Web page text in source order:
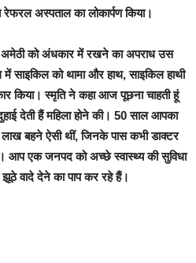
अस्पताल का लोकार्पण किया।
अमेठी को अंधकार में रखने का अपराध उस
साइकिल को थामा और हाथ, साइकिल हाथी
किया। स्मृति ने कहा आज पूछना चाहती हूं
देती हैं महिला होने की। 50 साल आपका
बहने ऐसी थीं, जिनके पास कभी डाक्टर
आप एक जनपद को अच्छे स्वास्थ्य की सुविधा
वादे देने का पाप कर रहे हैं।